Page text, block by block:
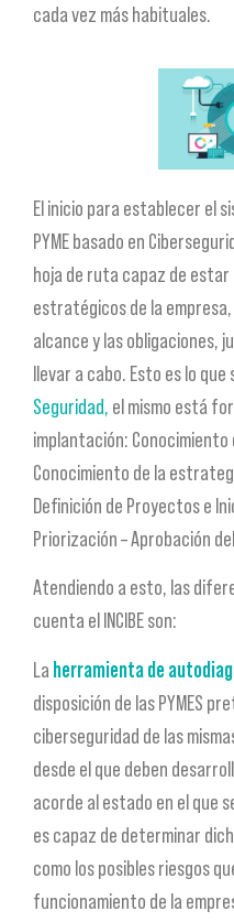
cada vez más habituales.
El inicio para establecer el
PYME basado en
hoja de ruta capaz de
estratégicos de la
alcance y las obligaciones,
llevar a cabo. Esto es lo que
Seguridad, el mismo está
implantación: Conocimiento
Conocimiento de la
Definición de Proyectos e
Priorización – Aprobación
Atendiendo a esto, las
cuenta el INCIBE son:
La herramienta de
disposición de las PYMES
ciberseguridad de las
desde el que deben
acorde al estado en el que
es capaz de determinar
como los posibles riesgos
funcionamiento de la